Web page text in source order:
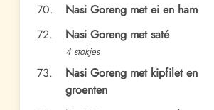
70. Nasi Goreng met ei en ham
72.
Nasi Goreng met saté
4 stokjes
73.
Nasi Goreng met kipfilet en
groenten